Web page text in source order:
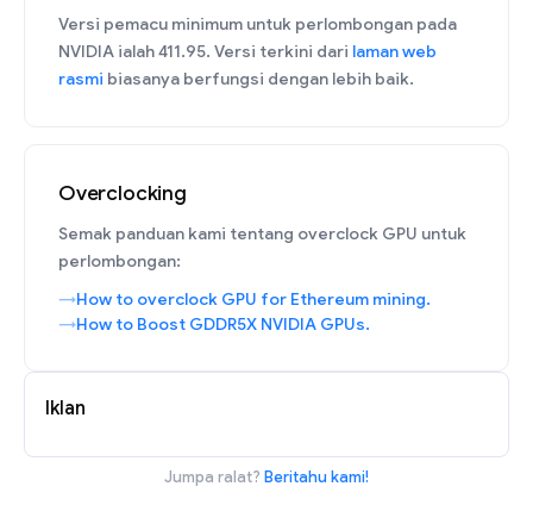
Versi pemacu minimum untuk perlombongan pada
NVIDIA ialah 411.95. Versi terkini dari laman web
rasmi biasanya berfungsi dengan lebih baik.
Overclocking
Semak panduan kami tentang overclock GPU untuk
perlombongan:
How to overclock GPU for Ethereum mining.
How to Boost GDDR5X NVIDIA GPUs.
Iklan
Jumpa ralat? Beritahu kami!